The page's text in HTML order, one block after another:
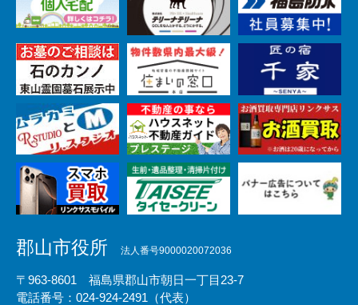
郡山市役所 法人番号9000020072036
〒963-8601 福島県郡山市朝日一丁目23-7
電話番号：024-924-2491（代表）